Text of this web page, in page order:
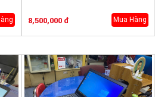
8,500,000 đ Mua Hàng